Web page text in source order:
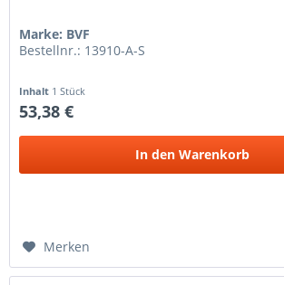
Marke: BVF
Bestellnr.: 13910-A-S
Inhalt 1 Stück
53,38 €
In den Warenkorb
Merken